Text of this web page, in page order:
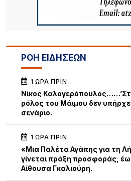
ΡΟΗ ΕΙΔΗΣΕΩΝ
1 ΏΡΑ ΠΡΙΝ
Νίκος
ρόλος του Μάιμου δεν
σενάριο.
1 ΏΡΑ ΠΡΙΝ
«Μια Παλέτα Αγάπης για τη
γίνεται πράξη προσφοράς,
Αίθουσα Γκαλιούρη.